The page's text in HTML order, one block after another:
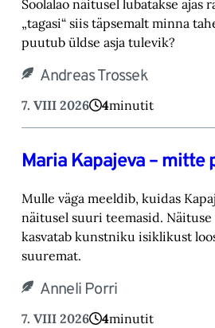
Soolalao näitusel lubatakse ajas
„tagasi“ siis täpsemalt minna
puutub üldse asja tulevik?‎
Andreas Trossek
7. VIII 2026 4minutit
Maria Kapajeva – mitte
Mulle väga meeldib, kuidas
näitusel suuri teemasid.
kasvatab kunstniku isiklikust
suuremat.‎
Anneli Porri
7. VIII 2026 4minutit